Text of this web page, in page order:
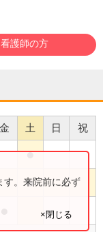
看護師の方
金 土 日 祝
●
●
す。来院前に必ず
×閉じる